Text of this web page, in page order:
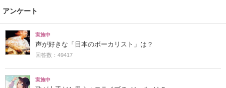
アンケート
実施中
声が好きな「日本のボーカリスト」は？
回答数：49417
実施中